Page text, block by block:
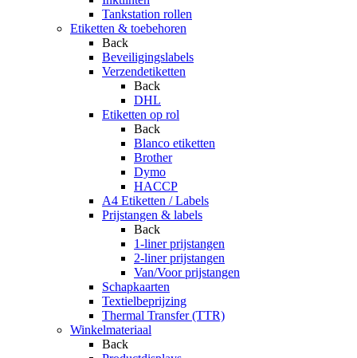
Tankstation rollen
Etiketten & toebehoren
Back
Beveiligingslabels
Verzendetiketten
Back
DHL
Etiketten op rol
Back
Blanco etiketten
Brother
Dymo
HACCP
A4 Etiketten / Labels
Prijstangen & labels
Back
1-liner prijstangen
2-liner prijstangen
Van/Voor prijstangen
Schapkaarten
Textielbeprijzing
Thermal Transfer (TTR)
Winkelmateriaal
Back